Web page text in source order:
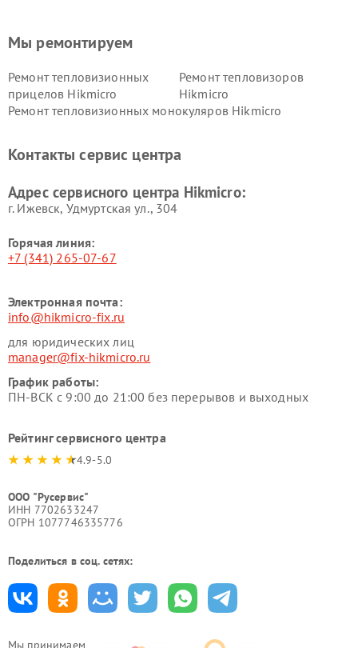
Мы принимаем
Мы ремонтируем
Ремонт тепловизионных
прицелов Hikmicro
Ремонт тепловизоров
Hikmicro
Ремонт тепловизионных монокуляров Hikmicro
Контакты сервис центра
Адрес сервисного центра Hikmicro:
г. Ижевск, Удмуртская ул., 304
Горячая линия:
+7 (341) 265-07-67
Электронная почта:
info@hikmicro-fix.ru
для юридических лиц
manager@fix-hikmicro.ru
График работы:
ПН-ВСК с 9:00 до 21:00 без перерывов и выходных
Рейтинг сервисного центра
4.9-5.0
ООО "Русервис"
ИНН 7702633247
ОГРН 1077746335776
Поделиться в соц. сетях: